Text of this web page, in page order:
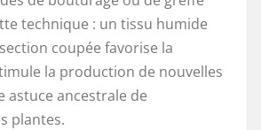
technique : un tissu humide
coupée favorise la
la production de nouvelles
astuce ancestrale de
plantes.